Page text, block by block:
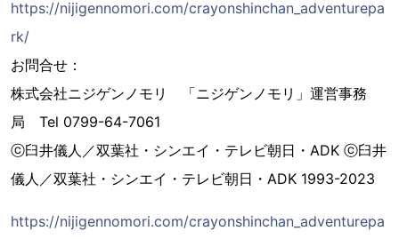
https://nijigennomori.com/crayonshinchan_adventurepa
rk/
お問合せ：
株式会社ニジゲンノモリ 「ニジゲンノモリ」運営事務
局 Tel 0799-64-7061
ⓒ臼井儀人／双葉社・シンエイ・テレビ朝日・ADK ⓒ臼井
儀人／双葉社・シンエイ・テレビ朝日・ADK 1993-2023
https://nijigennomori.com/crayonshinchan_adventurepa